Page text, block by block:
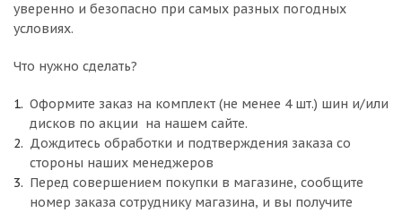
уверенно и безопасно при самых разных погодных
условиях.
Что нужно сделать?
Оформите заказ на комплект (не менее 4 шт.) шин и/или
дисков по акции на нашем сайте.
Дождитесь обработки и подтверждения заказа со
стороны наших менеджеров
Перед совершением покупки в магазине, сообщите
номер заказа сотруднику магазина, и вы получите